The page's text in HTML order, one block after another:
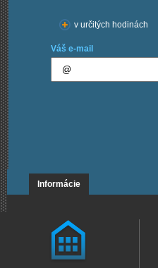
v určitých hodinách
Váš e-mail
Informácie